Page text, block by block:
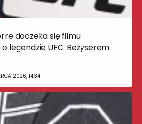
doczeka się filmu
legendzie UFC. Reżyserem
2026, 14:34